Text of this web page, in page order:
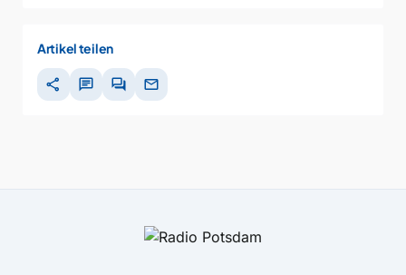
Artikel teilen
share chat forum mail